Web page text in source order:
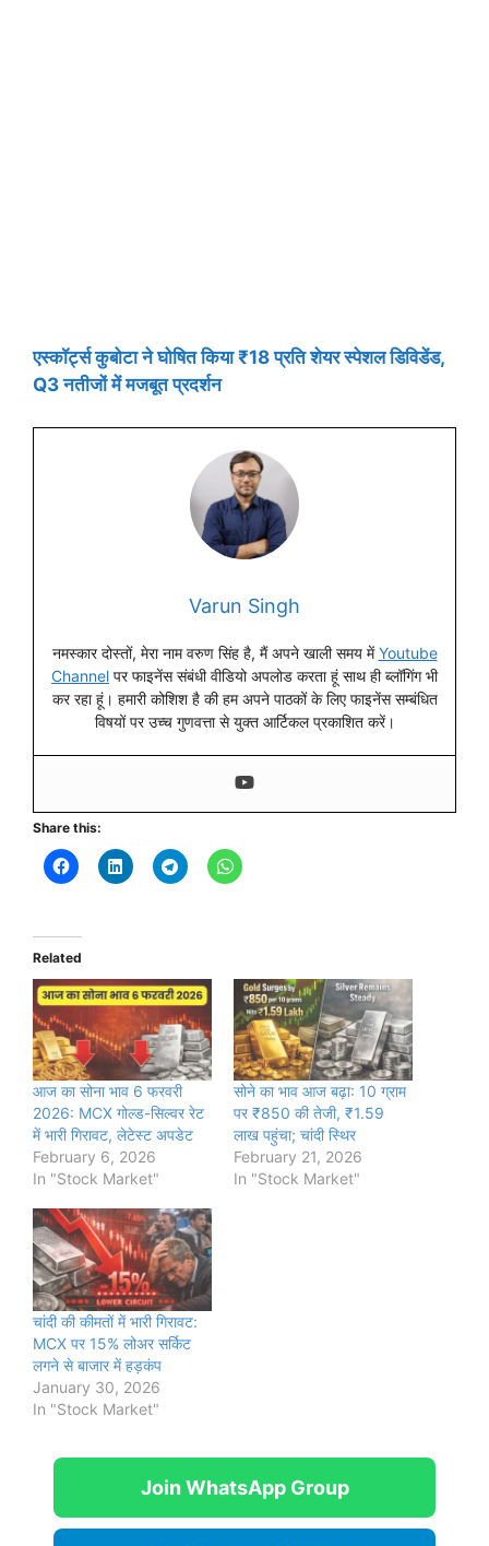
एस्कॉर्ट्स कुबोटा ने घोषित किया ₹18 प्रति शेयर स्पेशल डिविडेंड,
Q3 नतीजों में मजबूत प्रदर्शन
Varun Singh
नमस्कार दोस्तों, मेरा नाम वरुण सिंह है, मैं अपने खाली समय मेंYoutube
Channel पर फाइनेंस संबंधी वीडियो अपलोड करता हूं साथ ही ब्लॉगिंग भी
कर रहा हूं। हमारी कोशिश है की हम अपने पाठकों के लिए फाइनेंस सम्बंधित
विषयों पर उच्च गुणवत्ता से युक्त आर्टिकल प्रकाशित करें।
Share this:
Related
आज का सोना भाव 6 फरवरी
2026: MCX गोल्ड-सिल्वर रेट
में भारी गिरावट, लेटेस्ट अपडेट
February 6, 2026
In "Stock Market"
सोने का भाव आज बढ़ा: 10 ग्राम
पर ₹850 की तेजी, ₹1.59
लाख पहुंचा; चांदी स्थिर
February 21, 2026
In "Stock Market"
चांदी की कीमतों में भारी गिरावट:
MCX पर 15% लोअर सर्किट
लगने से बाजार में हड़कंप
January 30, 2026
In "Stock Market"
Join WhatsApp Group